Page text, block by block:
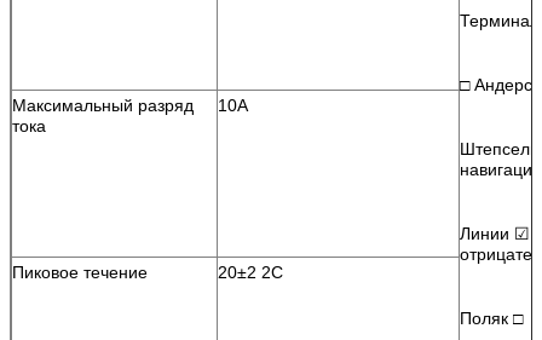
□
Линии ☑
Поляк □
Максимальный разряд
тока
10А
Пиковое течение 20±2 2С